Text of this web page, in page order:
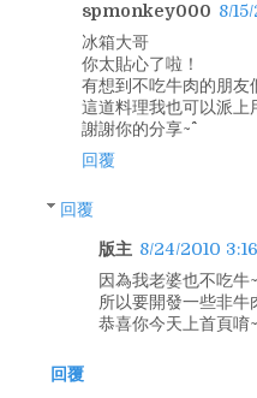
spmonkey000 8/
冰箱大哥
你太貼心了啦！
有想到不吃牛肉的朋友
這道料理我也可以派上
謝謝你的分享~^^
回覆
回覆
版主 8/24/2010
因為我老婆也不吃牛~
所以要開發一些非牛
恭喜你今天上首頁唷
回覆